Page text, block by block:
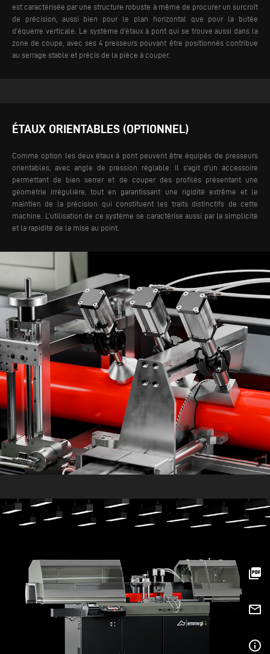
picture_as_pdf
mail_outline
info_outline
est caractérisée par une structure robuste à même de procurer un surcroît
de précision, aussi bien pour le plan horizontal que pour la butée
d’équerre verticale.
Le système d’étaux à pont qui se trouve aussi dans la
zone de coupe, avec ses 4 presseurs pouvant être positionnés contribue
au serrage stable et précis de la pièce à couper.
ÉTAUX ORIENTABLES (OPTIONNEL)
Comme option les deux étaux à pont peuvent être équipés de presseurs
orientables, avec angle de pression réglable. Il s'agit d’un accessoire
permettant de bien serrer et de couper des profilés présentant une
géométrie irrégulière, tout en garantissant une rigidité extrême et le
maintien de la précision qui constituent les traits distinctifs de cette
machine. L’utilisation de ce système se caractérise aussi par la simplicité
et la rapidité de la mise au point.